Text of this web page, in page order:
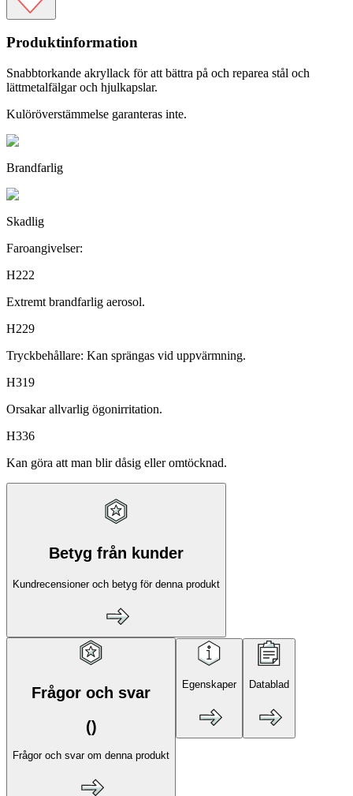
Produktinformation
Snabbtorkande akryllack för att bättra på och reparea stål och
lättmetalfälgar och hjulkapslar.
Kulöröverstämmelse garanteras inte.
Brandfarlig
Skadlig
Faroangivelser:
H222
Extremt brandfarlig aerosol.
H229
Tryckbehållare: Kan sprängas vid uppvärmning.
H319
Orsakar allvarlig ögonirritation.
H336
Kan göra att man blir dåsig eller omtöcknad.
Betyg från kunder
Kundrecensioner och betyg för denna produkt
Frågor och svar
()
Frågor och svar om denna produkt
Egenskaper Datablad